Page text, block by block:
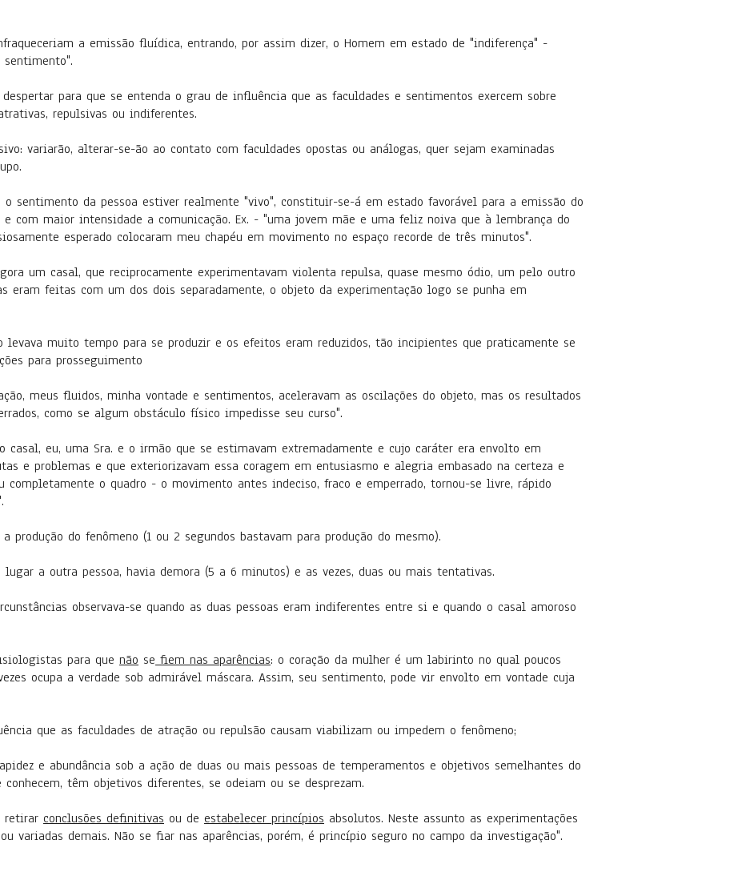
a emissão fluídica, entrando, por assim dizer, o Homem em estado de "indiferença" -
sentimento".
para que se entenda o grau de influência que as faculdades e sentimentos exercem sobre
repulsivas ou indiferentes.
variarão, alterar-se-ão ao contato com faculdades opostas ou análogas, quer sejam examinadas
o sentimento da pessoa estiver realmente "vivo", constituir-se-á em estado favorável para a emissão do
com maior intensidade a comunicação. Ex. - "uma jovem mãe e uma feliz noiva que à lembrança do
esperado colocaram meu chapéu em movimento no espaço recorde de três minutos".
um casal, que reciprocamente experimentavam violenta repulsa, quase mesmo ódio, um pelo outro
eram feitas com um dos dois separadamente, o objeto da experimentação logo se punha em
levava muito tempo para se produzir e os efeitos eram reduzidos, tão incipientes que praticamente se
para prosseguimento
meus fluidos, minha vontade e sentimentos, aceleravam as oscilações do objeto, mas os resultados
como se algum obstáculo físico impedisse seu curso".
casal, eu, uma Sra. e o irmão que se estimavam extremadamente e cujo caráter era envolto em
e problemas e que exteriorizavam essa coragem em entusiasmo e alegria embasado na certeza e
completamente o quadro - o movimento antes indeciso, fraco e emperrado, tornou-se livre, rápido
produção do fenômeno (1 ou 2 segundos bastavam para produção do mesmo).
a outra pessoa, havia demora (5 a 6 minutos) e as vezes, duas ou mais tentativas.
observava-se quando as duas pessoas eram indiferentes entre si e quando o casal amoroso
para que não se fiem nas aparências: o coração da mulher é um labirinto no qual poucos
ocupa a verdade sob admirável máscara. Assim, seu sentimento, pode vir envolto em vontade cuja
que as faculdades de atração ou repulsão causam viabilizam ou impedem o fenômeno;
e abundância sob a ação de duas ou mais pessoas de temperamentos e objetivos semelhantes do
têm objetivos diferentes, se odeiam ou se desprezam.
retirar conclusões definitivas ou de estabelecer princípios absolutos. Neste assunto as experimentações
variadas demais. Não se fiar nas aparências, porém, é princípio seguro no campo da investigação".